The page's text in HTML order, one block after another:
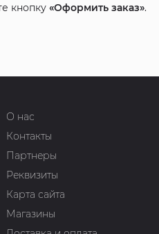
кнопку «Оформить заказ».
О нас
Контакты
Партнеры
Реквизиты
Карта сайта
Магазины